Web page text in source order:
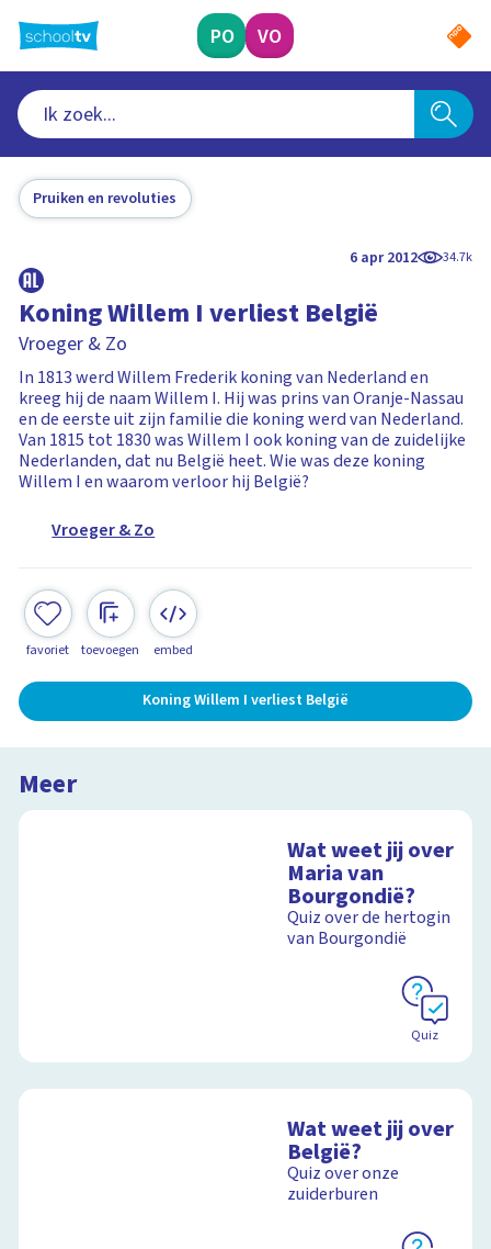
naar
hoofdinhoud
PO VO
Pruiken en revoluties
6 apr 2012 34.7k
Koning Willem I verliest België
Vroeger & Zo
In 1813 werd Willem Frederik koning van Nederland en
kreeg hij de naam Willem I. Hij was prins van Oranje-Nassau
en de eerste uit zijn familie die koning werd van Nederland.
Van 1815 tot 1830 was Willem I ook koning van de zuidelijke
Nederlanden, dat nu België heet. Wie was deze koning
Willem I en waarom verloor hij België?
Vroeger & Zo
favoriet toevoegen embed
Koning Willem I verliest België
Meer
Wat weet jij over
Maria van
Bourgondië?
Quiz over de hertogin
van Bourgondië
Quiz
Wat weet jij over
België?
Quiz over onze
zuiderburen